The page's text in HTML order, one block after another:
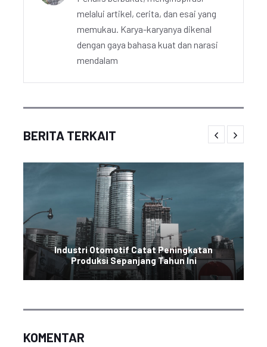
melalui artikel, cerita, dan esai yang
memukau. Karya-karyanya dikenal
dengan gaya bahasa kuat dan narasi
mendalam
BERITA TERKAIT
Industri Otomotif Catat Peningkatan
Produksi Sepanjang Tahun Ini
KOMENTAR